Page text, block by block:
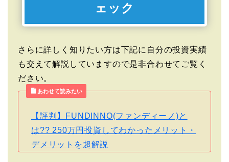
ェック
さらに詳しく知りたい方は下記に自分の投資実績
も交えて解説していますので是非合わせてご覧く
ださい。
あわせて読みたい
【評判】FUNDINNO(ファンディーノ)と
は?? 250万円投資してわかったメリット・
デメリットを超解説